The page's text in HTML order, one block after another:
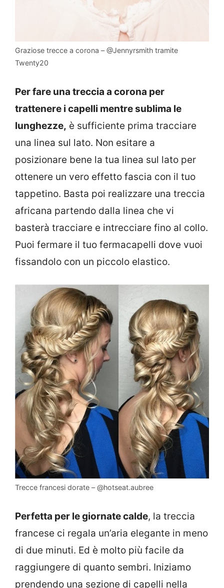
Graziose trecce a corona – @Jennyrsmith tramite
Twenty20
Per fare una treccia a corona per
trattenere i capelli mentre sublima le
lunghezze, è sufficiente prima tracciare
una linea sul lato. Non esitare a
posizionare bene la tua linea sul lato per
ottenere un vero effetto fascia con il tuo
tappetino. Basta poi realizzare una treccia
africana partendo dalla linea che vi
basterà tracciare e intrecciare fino al collo.
Puoi fermare il tuo fermacapelli dove vuoi
fissandolo con un piccolo elastico.
Trecce francesi dorate – @hotseat.aubree
Perfetta per le giornate calde, la treccia
francese ci regala un’aria elegante in meno
di due minuti. Ed è molto più facile da
raggiungere di quanto sembri. Iniziamo
prendendo una sezione di capelli nella